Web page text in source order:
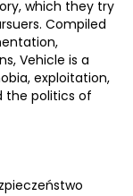
which they try
Compiled
Vehicle is a
exploitation,
the politics of